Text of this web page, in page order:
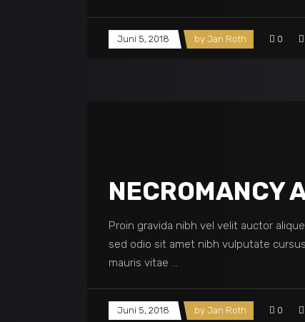
Juni 5, 2018 by Jan Roth 0
NECROMANCY
Proin gravida nibh vel velit auctor
sed odio sit amet nibh vulputate
mauris vitae
Juni 5, 2018 by Jan Roth 0